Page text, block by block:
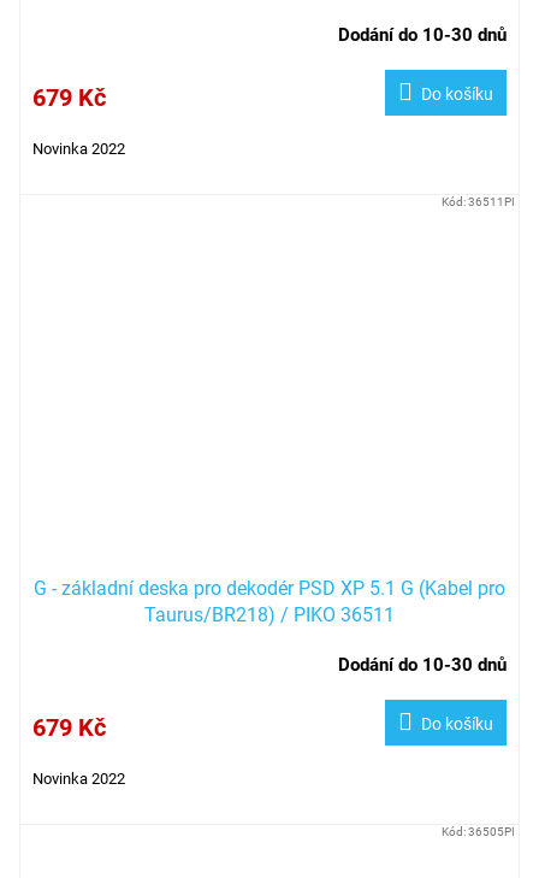
Dodání do 10-30 dnů
679 Kč Do košíku
Novinka 2022
G - základní deska pro dekodér PSD XP 5.1 G (Kabel pro
Taurus/BR218) / PIKO 36511
Dodání do 10-30 dnů
679 Kč Do košíku
Novinka 2022
Kód:36511PI
Kód:36505PI